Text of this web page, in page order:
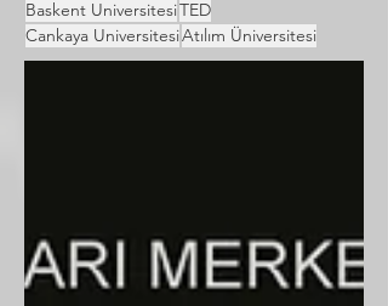
Baskent UniversitesiTED
Cankaya UniversitesiAtılım Üniversitesi